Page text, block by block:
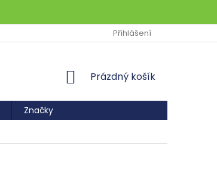
Přihlášení
NÁKUPNÍ
Prázdný košík
Značky